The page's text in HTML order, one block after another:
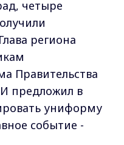
четыре
региона
Правительства
предложил в
униформу
событие -